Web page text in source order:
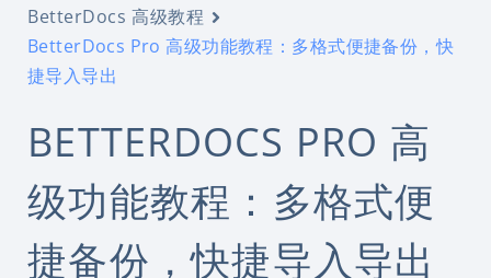
BetterDocs 高级教程
BetterDocs Pro 高级功能教程：多格式便捷备份，快
捷导入导出
BETTERDOCS PRO 高
级功能教程：多格式便
捷备份，快捷导入导出